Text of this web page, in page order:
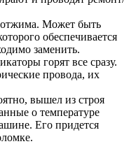
отжима. Может быть
обеспечивается
заменить.
горят все сразу.
провода, их
вышел из строя
о температуре
Его придется